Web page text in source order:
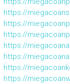
https://
https://
https://
https://
https://
https://
https://